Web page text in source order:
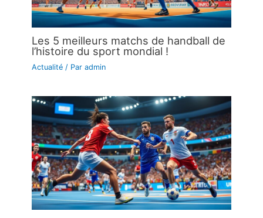
Les 5 meilleurs matchs de handball de
l’histoire du sport mondial !
Actualité / Paradmin